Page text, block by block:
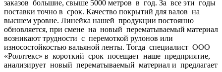
заказов большие, свыше 5000 метров в год. За все эти годы
поставки точно в срок. Качество покрытий для валов на
высшем уровне. Линейка нашей продукции постоянно
обновляется, при смене на новый перематываемый материал
возникают трудности с перемоткой рулонов или
износостойкостью вальяной ленты. Тогда специалист ООО
«Роллтекс» в короткий срок посещает наше предприятие,
анализирует новый перематываемый материал и предлагает